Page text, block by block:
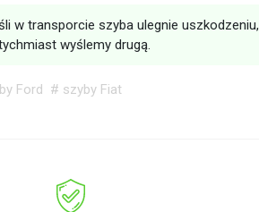
w transporcie szyba ulegnie uszkodzeniu,
wyślemy drugą.
Ford # szyby Fiat